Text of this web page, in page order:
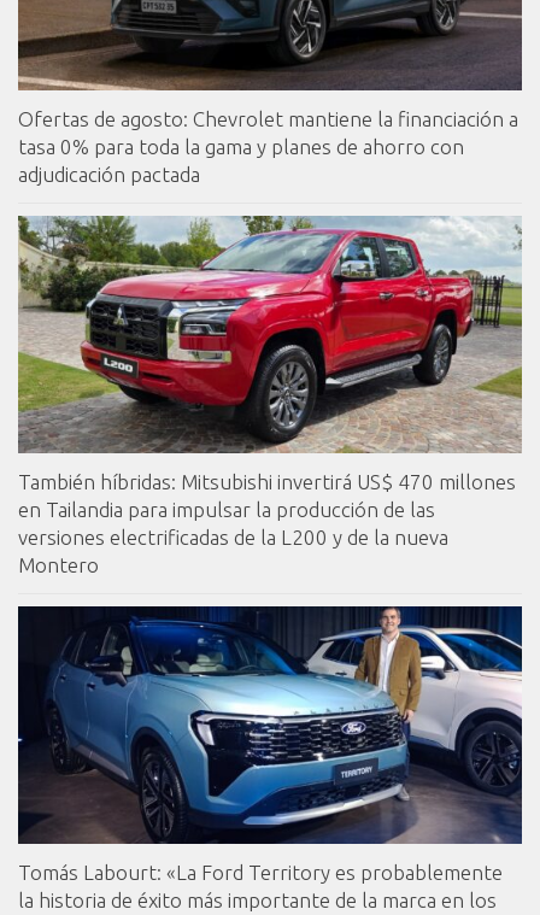
Ofertas de agosto: Chevrolet mantiene la financiación a
tasa 0% para toda la gama y planes de ahorro con
adjudicación pactada
También híbridas: Mitsubishi invertirá US$ 470 millones
en Tailandia para impulsar la producción de las
versiones electrificadas de la L200 y de la nueva
Montero
Tomás Labourt: «La Ford Territory es probablemente
la historia de éxito más importante de la marca en los